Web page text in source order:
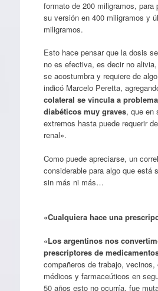
formato de 200 miligramos, para
su versión en 400 miligramos y
miligramos.
Esto hace pensar que la dosis
no es efectiva, es decir no
se acostumbra y requiere de
indicó Marcelo Peretta,
colateral se vincula a
diabéticos muy graves, que en
extremos hasta puede requerir
renal».
Como puede apreciarse, un
considerable para algo que está
sin más ni más…
«Cualquiera hace una
«Los argentinos nos
prescriptores de
compañeros de trabajo, vecinos,
médicos y farmaceúticos en
50 años esto no ocurría, fue